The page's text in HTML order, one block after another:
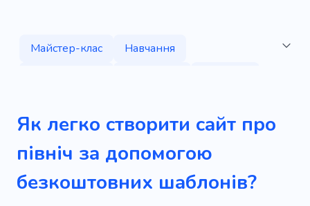
Майстер-клас
Навчання
Прокат
Оренда приміщення
Парубочий вечір
Підбадьорювання
Феєрверк
Свято
Набережна
Як легко створити сайт про
північ за допомогою
безкоштовних шаблонів?